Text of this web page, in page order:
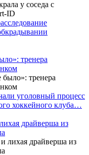
тренера
уголовный процесс
хоккейного клуба…
драйверша из